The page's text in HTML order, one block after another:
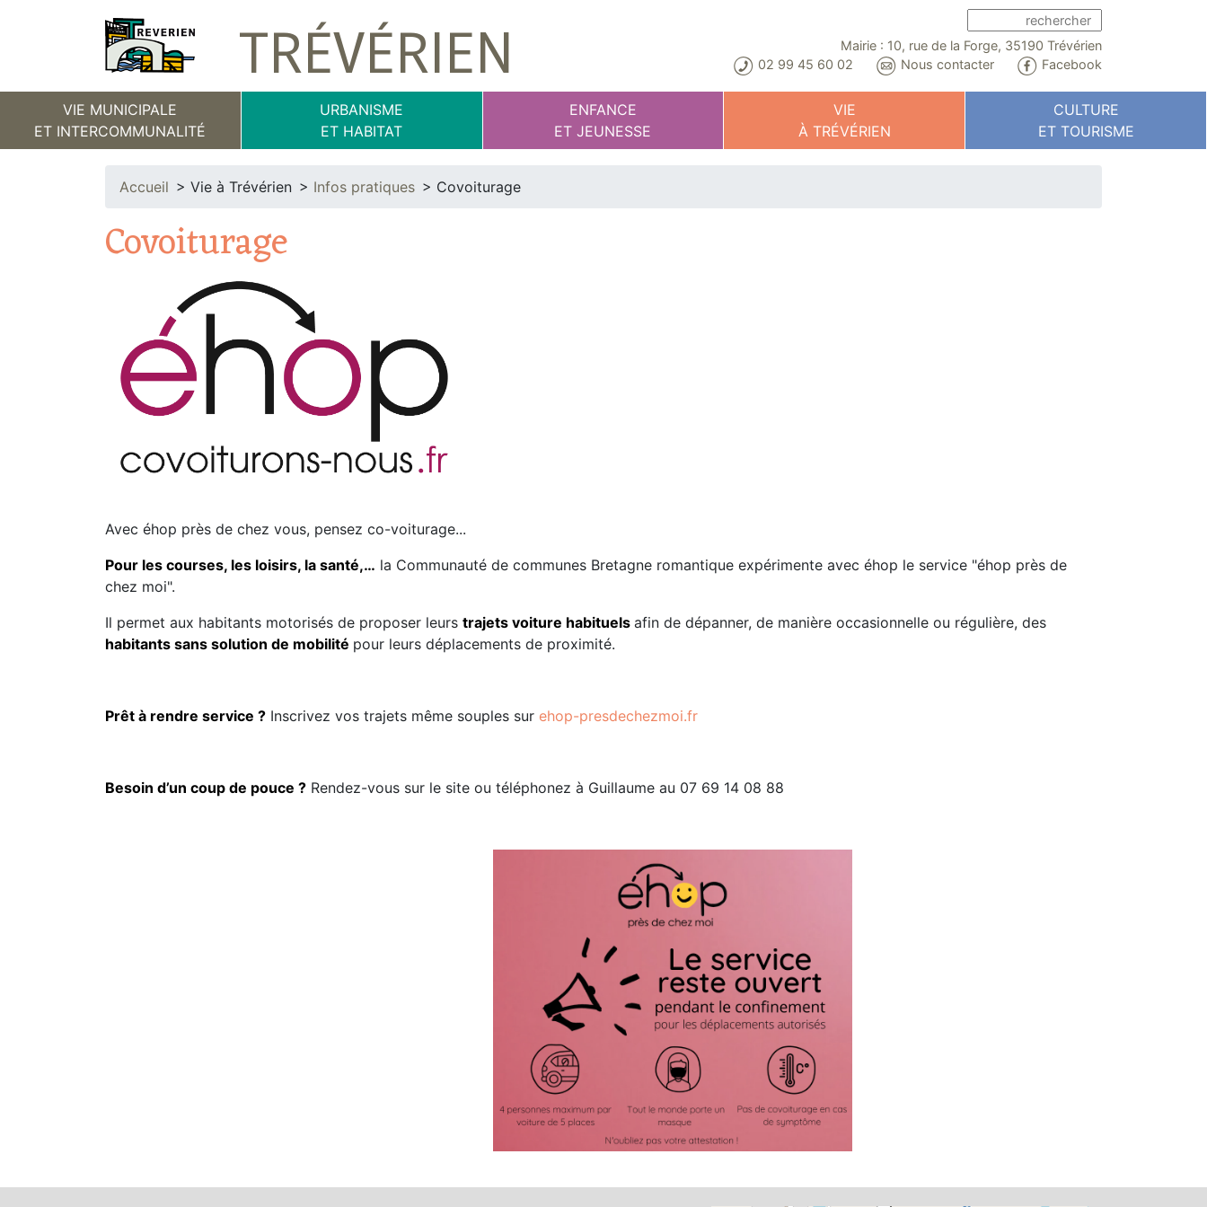
TRÉVÉRIEN
Mairie : 10, rue de la Forge, 35190 Trévérien
02 99 45 60 02
Nous contacter Facebook
VIE MUNICIPALE
ET INTERCOMMUNALITÉ
URBANISME
ET HABITAT
ENFANCE
ET JEUNESSE
VIE
À TRÉVÉRIEN
CULTURE
ET TOURISME
Accueil Vie à Trévérien Infos pratiques Covoiturage
Covoiturage
Avec éhop près de chez vous, pensez co-voiturage...
Pour les courses, les loisirs, la santé,… la Communauté de communes Bretagne romantique expérimente avec éhop le service "éhop près de
chez moi".
Il permet aux habitants motorisés de proposer leurs trajets voiture habituels afin de dépanner, de manière occasionnelle ou régulière, des
habitants sans solution de mobilité pour leurs déplacements de proximité.
Prêt à rendre service ? Inscrivez vos trajets même souples sur ehop-presdechezmoi.fr
Besoin d’un coup de pouce ? Rendez-vous sur le site ou téléphonez à Guillaume au 07 69 14 08 88